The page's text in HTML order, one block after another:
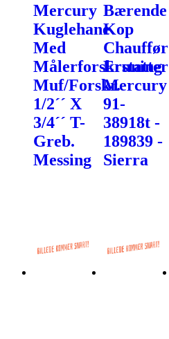
Mercury
Kuglehane
Med
Målerforskruning
Muf/Forskr.
1/2´´ X
3/4´´ T-
Greb.
Messing
Bærende
Kop
Chauffør
Erstatter
Mercury
91-
38918t -
189839 -
Sierra